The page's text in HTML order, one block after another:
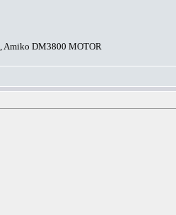
Amiko DM3800 MOTOR